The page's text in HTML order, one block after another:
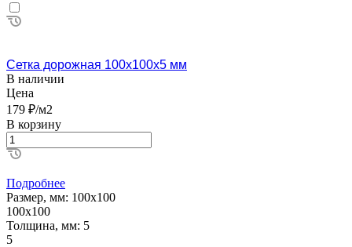
Сетка дорожная 100х100х5 мм
В наличии
Цена
179 ₽/м2
В корзину
Подробнее
Размер, мм: 100х100
100х100
Толщина, мм: 5
5